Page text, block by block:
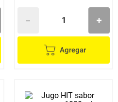
Agregar